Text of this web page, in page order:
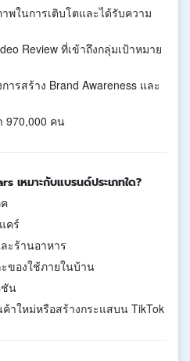
พในการเติบโตและได้รับความ
Review ที่เข้าถึงกลุ่มเป้าหมาย
รสร้าง Brand Awareness และ
970,000 คน
เหมาะกับแบรนด์ประเภทใด?
คร์
ะร้านอาหาร
ของใช้ภายในบ้าน
ชัน
าใหม่หรือสร้างกระแสบน TikTok